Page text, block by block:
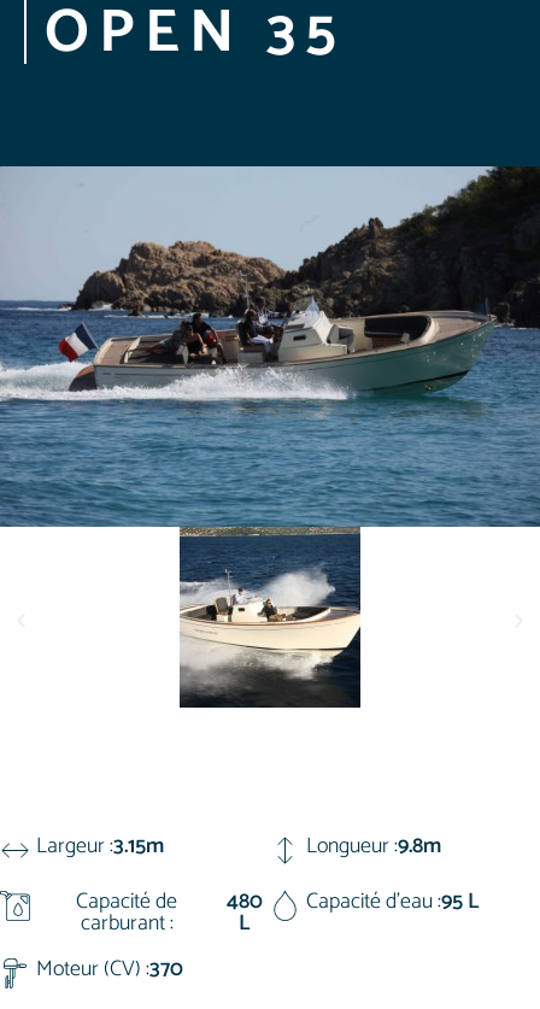
OPEN 35
Largeur :3.15m Longueur :9.8m
Capacité de
carburant :
480
L
Capacité d'eau :95 L
Moteur (CV) :370